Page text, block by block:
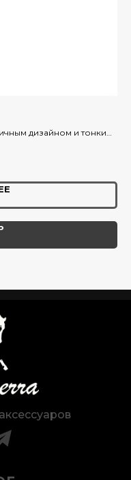
дизайном и тонким